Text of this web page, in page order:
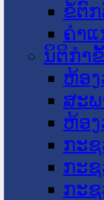
ຂໍ້ຕົກ
ຄໍາ
ນິຕິກໍາ
ຫ້ອ
ສະ
ຫ້ອ
ກະ
ກະຊ
ກະຊ